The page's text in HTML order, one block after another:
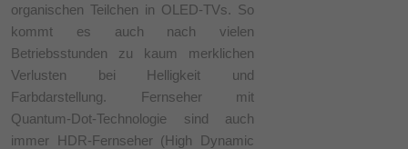
organischen Teilchen in OLED-TVs. So
kommt es auch nach vielen
Betriebsstunden zu kaum merklichen
Verlusten bei Helligkeit und
Farbdarstellung. Fernseher mit
Quantum-Dot-Technologie sind auch
immer HDR-Fernseher (High Dynamic